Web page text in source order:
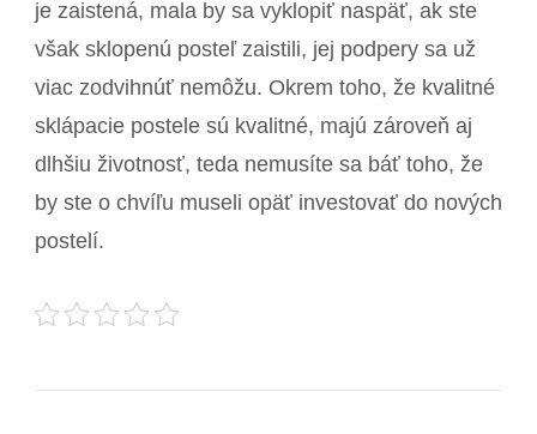
je zaistená, mala by sa vyklopiť naspäť, ak ste
však sklopenú posteľ zaistili, jej podpery sa už
viac zodvihnúť nemôžu. Okrem toho, že kvalitné
sklápacie postele sú kvalitné, majú zároveň aj
dlhšiu životnosť, teda nemusíte sa báť toho, že
by ste o chvíľu museli opäť investovať do nových
postelí.